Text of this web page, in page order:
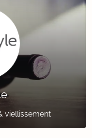
viellissement